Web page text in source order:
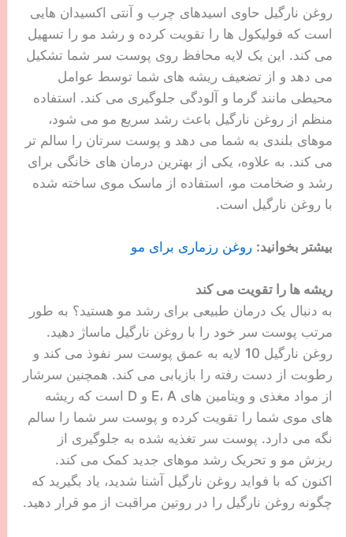
روغن نارگیل حاوی اسیدهای چرب و آنتی اکسیدان هایی
است که فولیکول ها را تقویت کرده و رشد مو را تسهیل
می کند. این یک لایه محافظ روی پوست سر شما تشکیل
می دهد و از تضعیف ریشه های شما توسط عوامل
محیطی مانند گرما و آلودگی جلوگیری می کند. استفاده
منظم از روغن نارگیل باعث رشد سریع مو می شود،
موهای بلندی به شما می دهد و پوست سرتان را سالم تر
می کند. به علاوه، یکی از بهترین درمان های خانگی برای
رشد و ضخامت مو، استفاده از ماسک موی ساخته شده
با روغن نارگیل است.
بیشتر بخوانید: روغن رزماری برای مو
ریشه ها را تقویت می کند
به دنبال یک درمان طبیعی برای رشد مو هستید؟ به طور
مرتب پوست سر خود را با روغن نارگیل ماساژ دهید.
روغن نارگیل 10 لایه به عمق پوست سر نفوذ می کند و
رطوبت از دست رفته را بازیابی می کند. همچنین سرشار
از مواد مغذی و ویتامین های E، A و D است که ریشه
های موی شما را تقویت کرده و پوست سر شما را سالم
نگه می دارد. پوست سر تغذیه شده به جلوگیری از
ریزش مو و تحریک رشد موهای جدید کمک می کند.
اکنون که با فواید روغن نارگیل آشنا شدید، یاد بگیرید که
چگونه روغن نارگیل را در روتین مراقبت از مو قرار دهید.